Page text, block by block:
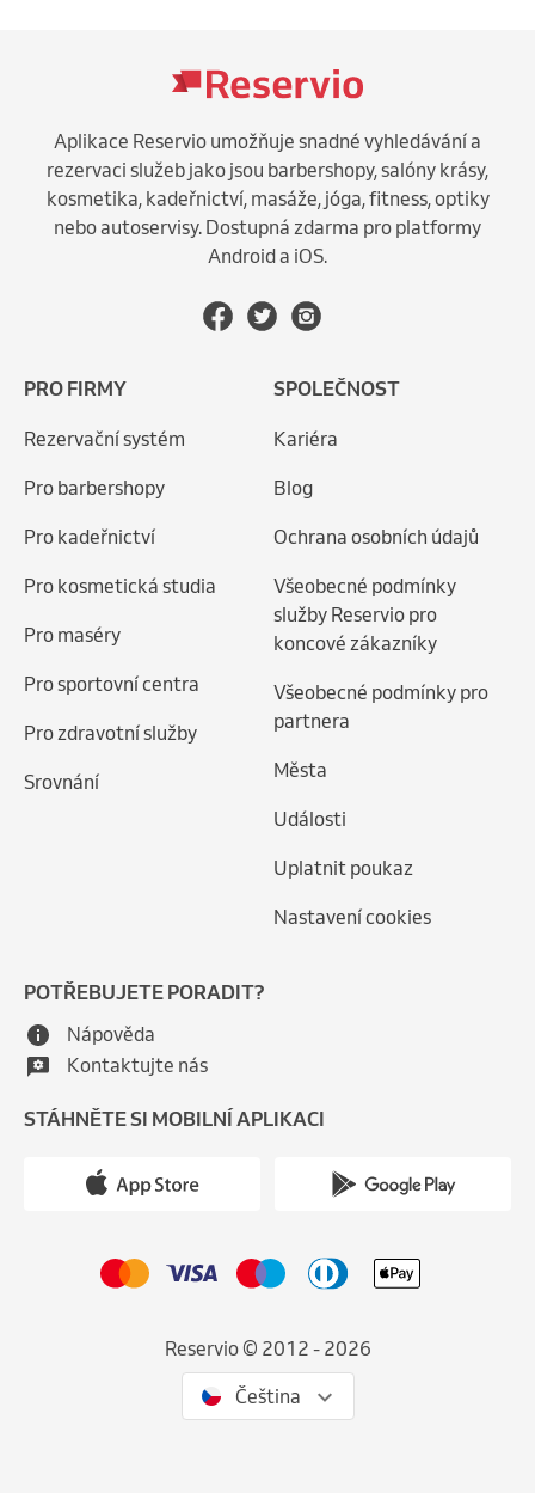
Aplikace Reservio umožňuje snadné vyhledávání a
rezervaci služeb jako jsou barbershopy, salóny krásy,
kosmetika, kadeřnictví, masáže, jóga, fitness, optiky
nebo autoservisy. Dostupná zdarma pro platformy
Android a iOS.
PRO FIRMY
Rezervační systém
Pro barbershopy
Pro kadeřnictví
Pro kosmetická studia
Pro maséry
Pro sportovní centra
Pro zdravotní služby
Srovnání
SPOLEČNOST
Kariéra
Blog
Ochrana osobních údajů
Všeobecné podmínky
služby Reservio pro
koncové zákazníky
Všeobecné podmínky pro
partnera
Města
Události
Uplatnit poukaz
Nastavení cookies
POTŘEBUJETE PORADIT?
Nápověda
Kontaktujte nás
STÁHNĚTE SI MOBILNÍ APLIKACI
Reservio © 2012 - 2026
Čeština